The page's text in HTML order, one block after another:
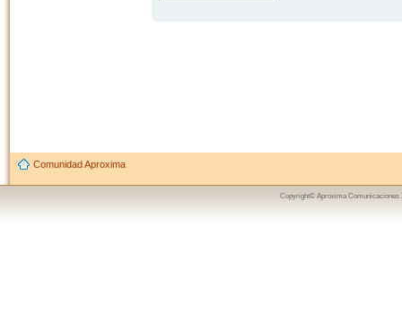
Comunidad Aproxima
Copyright© Aproxima Comunicaciones